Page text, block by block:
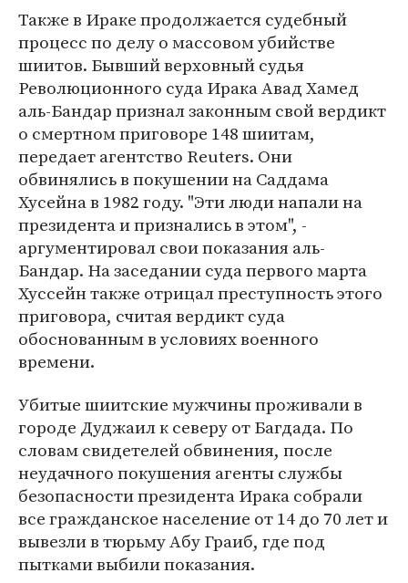
Также в Ираке продолжается судебный
процесс по делу о массовом убийстве
шиитов. Бывший верховный судья
Революционного суда Ирака Авад Хамед
аль-Бандар признал законным свой вердикт
о смертном приговоре 148 шиитам,
передает агентство Reuters. Они
обвинялись в покушении на Саддама
Хусейна в 1982 году. "Эти люди напали на
президента и признались в этом", -
аргументировал свои показания аль-
Бандар. На заседании суда первого марта
Хуссейн также отрицал преступность этого
приговора, считая вердикт суда
обоснованным в условиях военного
времени.
Убитые шиитские мужчины проживали в
городе Дуджаил к северу от Багдада. По
словам свидетелей обвинения, после
неудачного покушения агенты службы
безопасности президента Ирака собрали
все гражданское население от 14 до 70 лет и
вывезли в тюрьму Абу Граиб, где под
пытками выбили показания.